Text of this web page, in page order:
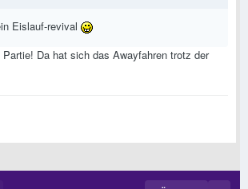
Eislauf-revival
Da hat sich das Awayfahren trotz der